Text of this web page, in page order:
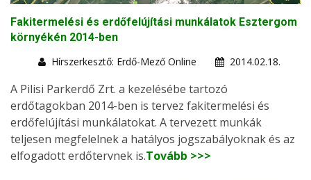
Fakitermelési és erdőfelújítási munkálatok Esztergom
környékén 2014-ben
Hírszerkesztő: Erdő-Mező Online
2014.02.18.
A Pilisi Parkerdő Zrt. a kezelésébe tartozó
erdőtagokban 2014-ben is tervez fakitermelési és
erdőfelújítási munkálatokat. A tervezett munkák
teljesen megfelelnek a hatályos jogszabályoknak és az
elfogadott erdőtervnek is.Tovább >>>